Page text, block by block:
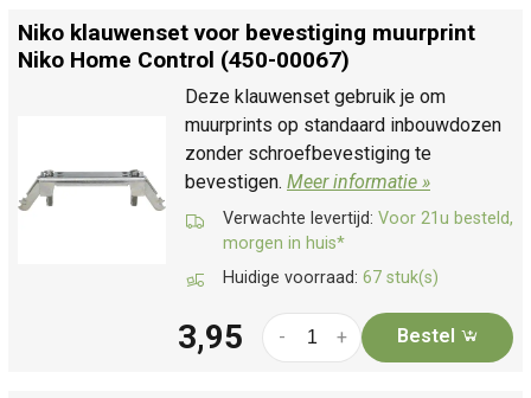
Niko klauwenset voor bevestiging muurprint
Niko Home Control (450-00067)
Deze klauwenset gebruik je om
muurprints op standaard inbouwdozen
zonder schroefbevestiging te
bevestigen. Meer informatie »
Verwachte levertijd: Voor 21u besteld,
morgen in huis*
Huidige voorraad: 67 stuk(s)
3,95 +
- Bestel